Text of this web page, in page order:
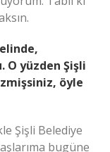
O yüzden Şişli
öyle
Şişli Belediye
bugüne